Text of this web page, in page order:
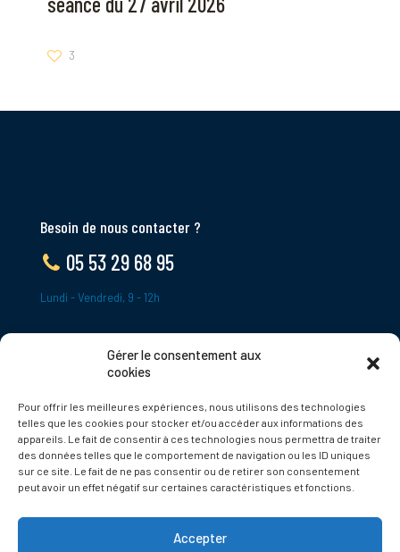
Gérer le consentement aux
cookies
Pour offrir les meilleures expériences, nous utilisons des technologies
telles que les cookies pour stocker et/ou accéder aux informations des
appareils. Le fait de consentir à ces technologies nous permettra de traiter
des données telles que le comportement de navigation ou les ID uniques
sur ce site. Le fait de ne pas consentir ou de retirer son consentement
peut avoir un effet négatif sur certaines caractéristiques et fonctions.
Accepter
3
Besoin de nous contacter ?
05 53 29 68 95
Lundi - Vendredi, 9 - 12h
24620 Tamniès
France
Politique de cookies